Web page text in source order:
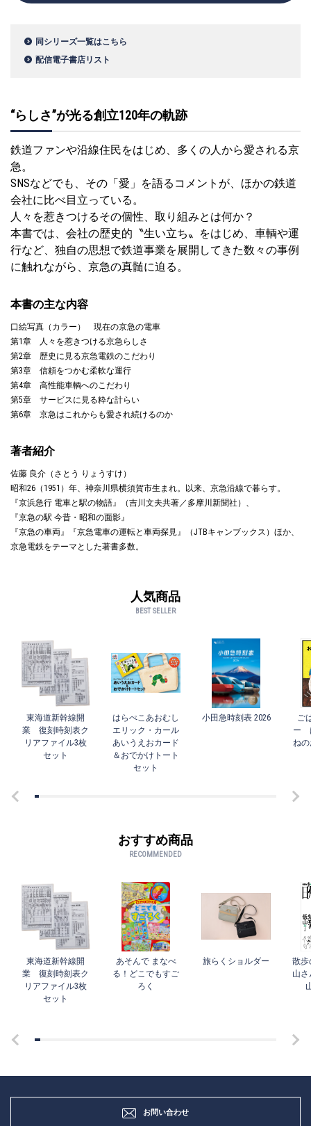
同シリーズ一覧はこちら
配信電子書店リスト
“らしさ”が光る創立120年の軌跡
鉄道ファンや沿線住民をはじめ、多くの人から愛される京
急。
SNSなどでも、その「愛」を語るコメントが、ほかの鉄道
会社に比べ目立っている。
人々を惹きつけるその個性、取り組みとは何か？
本書では、会社の歴史的〝生い立ち〟をはじめ、車輌や運
行など、独自の思想で鉄道事業を展開してきた数々の事例
に触れながら、京急の真髄に迫る。
本書の主な内容
口絵写真（カラー） 現在の京急の電車
第1章 人々を惹きつける京急らしさ
第2章 歴史に見る京急電鉄のこだわり
第3章 信頼をつかむ柔軟な運行
第4章 高性能車輌へのこだわり
第5章 サービスに見る粋な計らい
第6章 京急はこれからも愛され続けるのか
著者紹介
佐藤 良介（さとう りょうすけ）
昭和26（1951）年、神奈川県横須賀市生まれ。以来、京急沿線で暮らす。
『京浜急行 電車と駅の物語』（吉川文夫共著／多摩川新聞社）、
『京急の駅 今昔・昭和の面影』
『京急の車両』『京急電車の運転と車両探見』（JTBキャンブックス）ほか、
京急電鉄をテーマとした著書多数。
人気商品
BEST SELLER
東海道新幹線開
業 復刻時刻表ク
リアファイル3枚
セット
はらぺこあおむし
エリック・カール
あいうえおカード
＆おでかけトート
セット
小田急時刻表 2026
ご
ー
ね
おすすめ商品
RECOMMENDED
東海道新幹線開
業 復刻時刻表ク
リアファイル3枚
セット
あそんで まなべ
る！どこでもすご
ろく
旅らくショルダー
散歩
山さ
お問い合わせ